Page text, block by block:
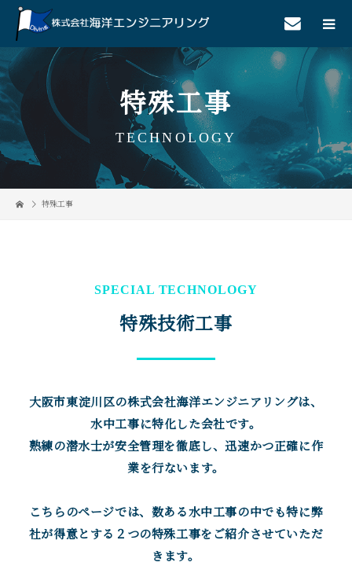
特殊工事
TECHNOLOGY
特殊工事
SPECIAL TECHNOLOGY
特殊技術工事
大阪市東淀川区の株式会社海洋エンジニアリングは、
水中工事に特化した会社です。
熟練の潜水士が安全管理を徹底し、迅速かつ正確に作
業を行ないます。
こちらのページでは、数ある水中工事の中でも特に弊
社が得意とする２つの特殊工事をご紹介させていただ
きます。